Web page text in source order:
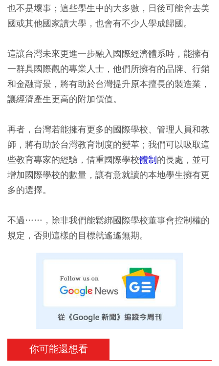
也不是壞事；這些學生中的大多數，日後可能會去美
國或其他國家讀大學，也會有不少人學成歸國。
這讓台灣未來更進一步融入國際經濟體系時，能擁有
一群具國際觀的專業人士，他們所擁有的品牌、行銷
和金融背景，將有助於台灣提升原本擅長的製造業，
讓經濟產生更高的附加價值。
再者，台灣若能擁有更多的國際學校、管理人員和教
師，將有助於台灣教育制度的變革；我們可以吸取這
些教育專家的經驗，借重國際學校體制的長處，並可
增加國際學校的數量，讓有意就讀的本地學生擁有更
多的選擇。
不過……，除非我們能鬆綁國際學校董事會控制權的
規定，否則這樣的目標就遙遙無期。
你可能還想看